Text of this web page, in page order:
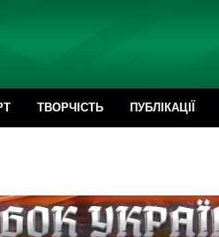
ТВОРЧІСТЬ ПУБЛІКАЦІЇ